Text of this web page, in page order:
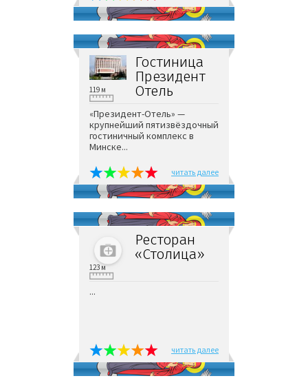
Гостиница
Президент
Отель
119 м
«Президент-Отель» —
крупнейший пятизвёздочный
гостиничный комплекс в
Минске...
читать далее
Ресторан
«Столица»
123 м
...
читать далее